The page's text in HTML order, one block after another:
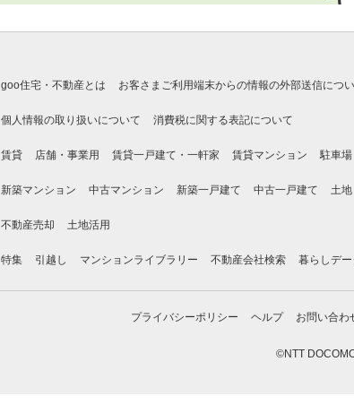
goo住宅・不動産とは お客さまご利用端末からの情報の外部送信につ
個人情報の取り扱いについて 消費税に関する表記について
賃貸 店舗・事業用 賃貸一戸建て・一軒家 賃貸マンション 駐車場
新築マンション 中古マンション 新築一戸建て 中古一戸建て 土地
不動産売却 土地活用
特集 引越し マンションライブラリー 不動産会社検索 暮らしデー
プライバシーポリシー ヘルプ お問い合わ
©NTT